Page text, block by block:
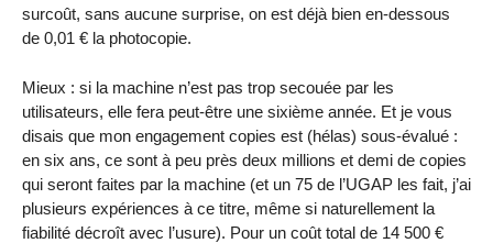
surcoût, sans aucune surprise, on est déjà bien en-dessous
de 0,01 € la photocopie.
Mieux : si la machine n’est pas trop secouée par les
utilisateurs, elle fera peut-être une sixième année. Et je vous
disais que mon engagement copies est (hélas) sous-évalué :
en six ans, ce sont à peu près deux millions et demi de copies
qui seront faites par la machine (et un 75 de l’UGAP les fait, j’ai
plusieurs expériences à ce titre, même si naturellement la
fiabilité décroît avec l’usure). Pour un coût total de 14 500 €